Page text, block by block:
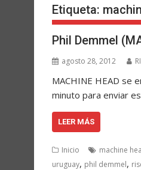
Etiqueta:
Phil Demmel
agosto 28, 2012
MACHINE HEAD se
minuto para enviar
LEER MÁS
Inicio machine
uruguay, phil demmel,